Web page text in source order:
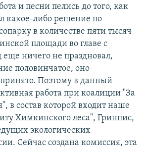
и песни пелись до того, как
какое-либо решение по
в количестве пяти тысяч
площади во главе с
ничего не праздновал,
половинчатое, оно
Поэтому в данный
работа при коалиции "За
в состав которой входит наше
Химкинского леса", Гринпис,
экологических
Сейчас создана комиссия, эта